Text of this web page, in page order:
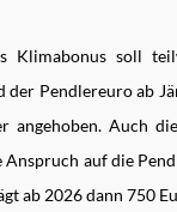
Klimabonus soll
der Pendlereuro ab
Auch
auf die
ab 2026 dann 750